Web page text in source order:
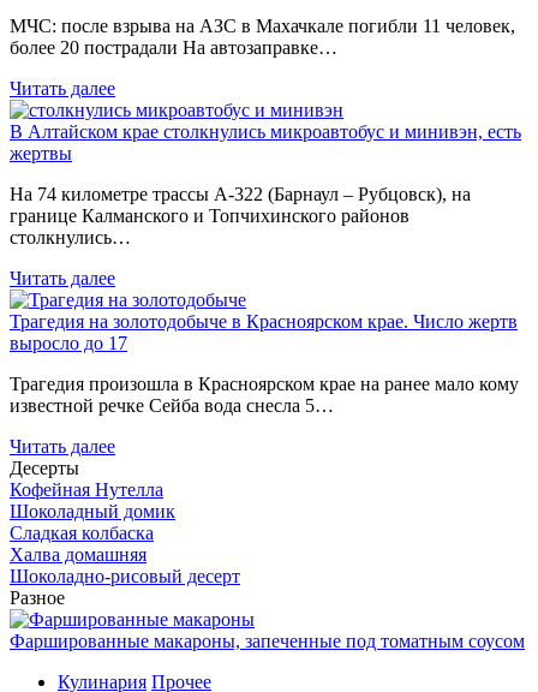
МЧС: после взрыва на АЗС в Махачкале погибли 11 человек,
более 20 пострадали На автозаправке…
Читать далее
В Алтайском крае столкнулись микроавтобус и минивэн, есть
жертвы
На 74 километре трассы А-322 (Барнаул – Рубцовск), на
границе Калманского и Топчихинского районов
столкнулись…
Читать далее
Трагедия на золотодобыче в Красноярском крае. Число жертв
выросло до 17
Трагедия произошла в Красноярском крае на ранее мало кому
известной речке Сейба вода снесла 5…
Читать далее
Десерты
Кофейная Нутелла
Шоколадный домик
Сладкая колбаска
Халва домашняя
Шоколадно-рисовый десерт
Разное
Фаршированные макароны, запеченные под томатным соусом
Кулинария Прочее